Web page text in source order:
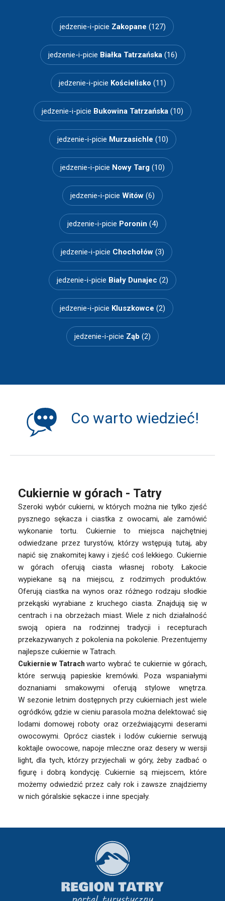
jedzenie-i-picie Zakopane (127)
jedzenie-i-picie Białka Tatrzańska(16)
jedzenie-i-picie Kościelisko (11)
jedzenie-i-picie Bukowina Tatrzańska (10)
jedzenie-i-picie Murzasichle (10)
jedzenie-i-picie Nowy Targ (10)
jedzenie-i-picie Witów (6)
jedzenie-i-picie Poronin (4)
jedzenie-i-picie Chochołów (3)
jedzenie-i-picie Biały Dunajec (2)
jedzenie-i-picie Kluszkowce (2)
jedzenie-i-picie Ząb (2)
Co warto wiedzieć!
Cukiernie w górach - Tatry
Szeroki wybór cukierni, w których można nie tylko zjeść
pysznego sękacza i ciastka z owocami, ale zamówić
wykonanie tortu. Cukiernie to miejsca najchętniej
odwiedzane przez turystów, którzy wstępują tutaj, aby
napić się znakomitej kawy i zjeść coś lekkiego. Cukiernie
w górach oferują ciasta własnej roboty. Łakocie
wypiekane są na miejscu, z rodzimych produktów.
Oferują ciastka na wynos oraz różnego rodzaju słodkie
przekąski wyrabiane z kruchego ciasta. Znajdują się w
centrach i na obrzeżach miast. Wiele z nich działalność
swoją opiera na rodzinnej tradycji i recepturach
przekazywanych z pokolenia na pokolenie. Prezentujemy
najlepsze cukiernie w Tatrach.
Cukiernie w Tatrach warto wybrać te cukiernie w górach,
które serwują papieskie kremówki. Poza wspaniałymi
doznaniami smakowymi oferują stylowe wnętrza.
W sezonie letnim dostępnych przy cukierniach jest wiele
ogródków, gdzie w cieniu parasola można delektować się
lodami domowej roboty oraz orzeźwiającymi deserami
owocowymi. Oprócz ciastek i lodów cukiernie serwują
koktajle owocowe, napoje mleczne oraz desery w wersji
light, dla tych, którzy przyjechali w góry, żeby zadbać o
figurę i dobrą kondycję. Cukiernie są miejscem, które
możemy odwiedzić przez cały rok i zawsze znajdziemy
w nich góralskie sękacze i inne specjały.